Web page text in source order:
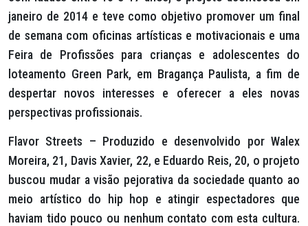
janeiro de 2014 e teve como objetivo promover um final
de semana com oficinas artísticas e motivacionais e uma
Feira de Profissões para crianças e adolescentes do
loteamento Green Park, em Bragança Paulista, a fim de
despertar novos interesses e oferecer a eles novas
perspectivas profissionais.
Flavor Streets – Produzido e desenvolvido por Walex
Moreira, 21, Davis Xavier, 22, e Eduardo Reis, 20, o projeto
buscou mudar a visão pejorativa da sociedade quanto ao
meio artístico do hip hop e atingir espectadores que
haviam tido pouco ou nenhum contato com esta cultura.